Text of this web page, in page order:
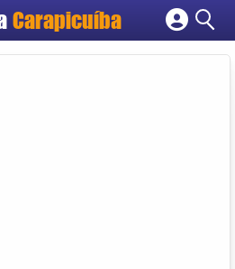
Carapicuíba
Cadastrar empresa